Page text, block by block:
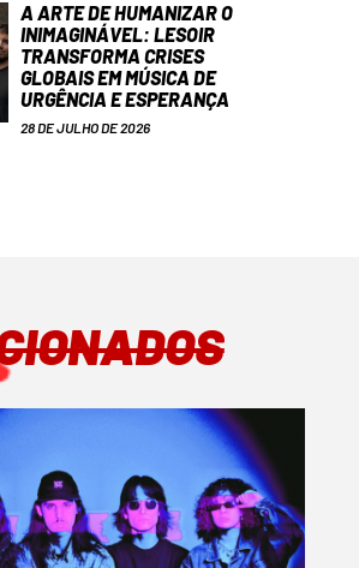
A ARTE DE HUMANIZAR O
INIMAGINÁVEL: LESOIR
TRANSFORMA CRISES
GLOBAIS EM MÚSICA DE
URGÊNCIA E ESPERANÇA
28 DE JULHO DE 2026